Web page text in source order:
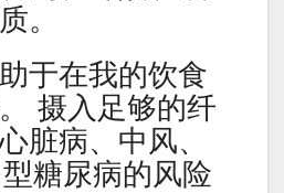
。
于在我的饮食
摄入足够的纤
脏病、中风、
糖尿病的风险